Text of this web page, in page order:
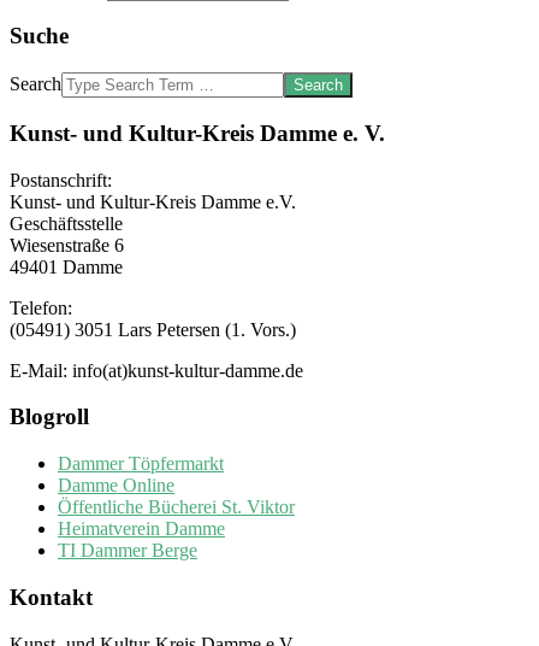
Suche
Search
Kunst- und Kultur-Kreis Damme e. V.
Postanschrift:
Kunst- und Kultur-Kreis Damme e.V.
Geschäftsstelle
Wiesenstraße 6
49401 Damme
Telefon:
(05491) 3051 Lars Petersen (1. Vors.)
E-Mail: info(at)kunst-kultur-damme.de
Blogroll
Dammer Töpfermarkt
Damme Online
Öffentliche Bücherei St. Viktor
Heimatverein Damme
TI Dammer Berge
Kontakt